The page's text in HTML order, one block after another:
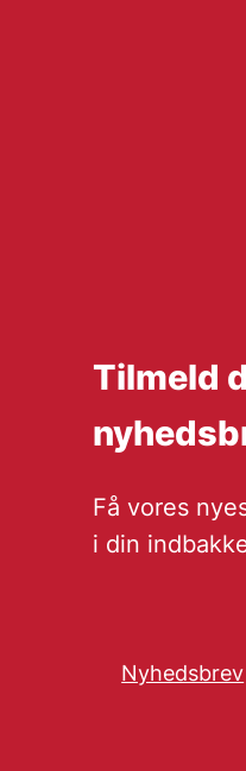
Tilmeld
Få vores
i din
Nyhedsbrev